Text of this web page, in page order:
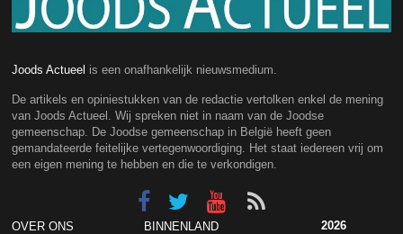
Joods Actueel is een onafhankelijk nieuwsmedium.
De artikels en opiniestukken van de redactie vertolken enkel de mening
van Joods Actueel. Wij spreken niet in naam van de Joodse
gemeenschap. De Joodse gemeenschap in België heeft geen
gemandateerde feitelijke vertegenwoordiging. Het staat iedereen vrij om
een eigen mening te hebben en die te verkondigen.
OVER ONS
BINNENLAND
2026